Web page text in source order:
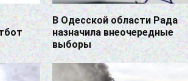
В Одесской области Рада
назначила внеочередные
выборы